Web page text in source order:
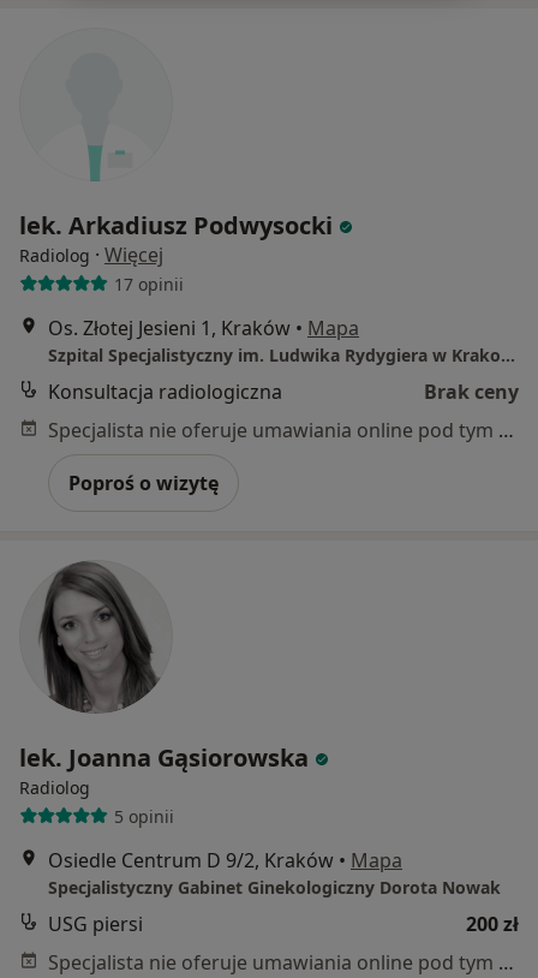
lek. Arkadiusz Podwysocki
Radiolog · Więcej
17 opinii
Os. Złotej Jesieni 1, Kraków • Mapa
Szpital Specjalistyczny im. Ludwika Rydygiera w Krakowie
Konsultacja radiologiczna
Brak ceny
Specjalista nie oferuje umawiania online pod tym adresem.
Poproś o wizytę
lek. Joanna Gąsiorowska
Radiolog
5 opinii
Osiedle Centrum D 9/2, Kraków • Mapa
Specjalistyczny Gabinet Ginekologiczny Dorota Nowak
USG piersi
200 zł
Specjalista nie oferuje umawiania online pod tym adresem.